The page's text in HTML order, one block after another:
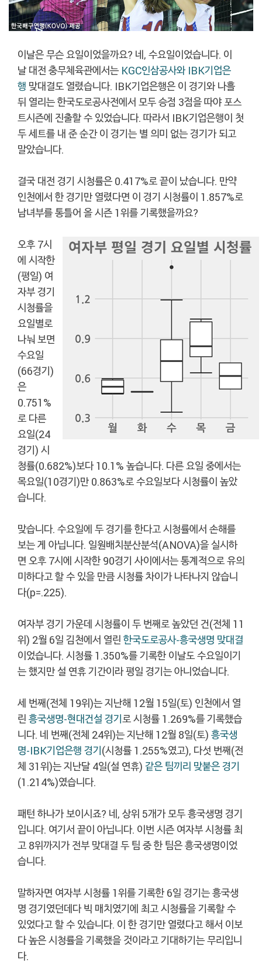
이날은 무슨 요일이었을까요? 네, 수요일이었습니다. 이
날 대전 충무체육관에서는 KGC인삼공사와 IBK기업은
행 맞대결도 열렸습니다. IBK기업은행은 이 경기와 나흘
뒤 열리는 한국도로공사전에서 모두 승점 3점을 따야 포스
트시즌에 진출할 수 있었습니다. 따라서 IBK기업은행이 첫
두 세트를 내 준 순간 이 경기는 별 의미 없는 경기가 되고
말았습니다.
결국 대전 경기 시청률은 0.417%로 끝이 났습니다. 만약
인천에서 한 경기만 열렸다면 이 경기 시청률이 1.857%로
남녀부를 통틀어 올 시즌 1위를 기록했을까요?
오후 7시
에 시작한
(평일) 여
자부 경기
시청률을
요일별로
나눠 보면
수요일
(66경기)
은
0.751%
로 다른
요일(24
경기) 시
청률(0.682%)보다 10.1% 높습니다. 다른 요일 중에서는
목요일(10경기)만 0.863%로 수요일보다 시청률이 높았
습니다.
맞습니다. 수요일에 두 경기를 한다고 시청률에서 손해를
보는 게 아닙니다. 일원배치분산분석(ANOVA)을 실시하
면 오후 7시에 시작한 90경기 사이에서는 통계적으로 유의
미하다고 할 수 있을 만큼 시청률 차이가 나타나지 않습니
다(p=.225).
여자부 경기 가운데 시청률이 두 번째로 높았던 건(전체 11
위) 2월 6일 김천에서 열린 한국도로공사-흥국생명 맞대결
이었습니다. 시청률 1.350%를 기록한 이날도 수요일이기
는 했지만 설 연휴 기간이라 평일 경기는 아니었습니다.
세 번째(전체 19위)는 지난해 12월 15일(토) 인천에서 열
린 흥국생명-현대건설 경기로 시청률 1.269%를 기록했습
니다. 네 번째(전체 24위)는 지난해 12월 8일(토) 흥국생
명-IBK기업은행 경기(시청률 1.255%였고), 다섯 번째(전
체 31위)는 지난달 4일(설 연휴) 같은 팀끼리 맞붙은 경기
(1.214%)였습니다.
패턴 하나가 보이시죠? 네, 상위 5개가 모두 흥국생명 경기
입니다. 여기서 끝이 아닙니다. 이번 시즌 여자부 시청률 최
고 8위까지가 전부 맞대결 두 팀 중 한 팀은 흥국생명이었
습니다.
말하자면 여자부 시청률 1위를 기록한 6일 경기는 흥국생
명 경기였던데다 빅 매치였기에 최고 시청률을 기록할 수
있었다고 할 수 있습니다. 이 한 경기만 열렸다고 해서 이보
다 높은 시청률을 기록했을 것이라고 기대하기는 무리입니
다.